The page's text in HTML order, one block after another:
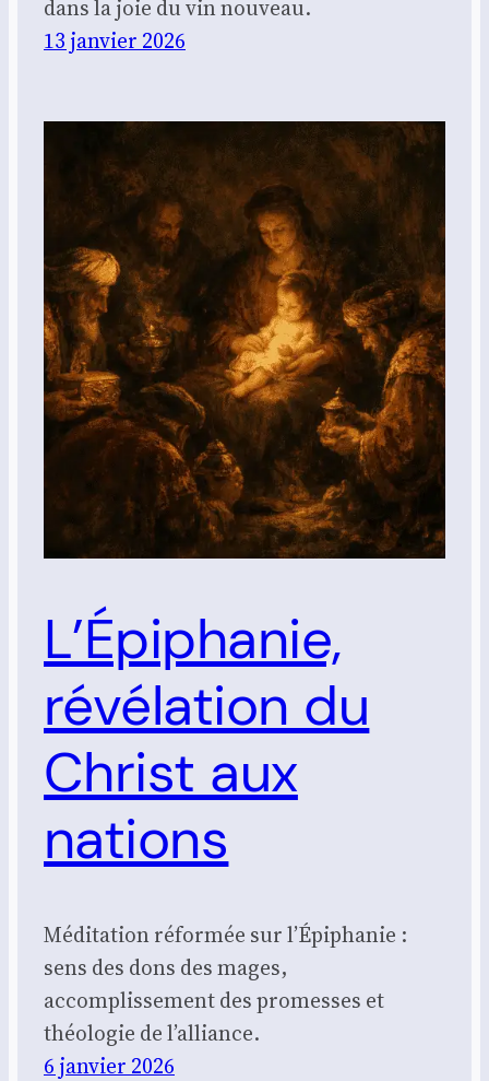
dans la joie du vin nouveau.
13 janvier 2026
L’Épiphanie,
révélation du
Christ aux
nations
Méditation réformée sur l’Épiphanie :
sens des dons des mages,
accomplissement des promesses et
théologie de l’alliance.
6 janvier 2026